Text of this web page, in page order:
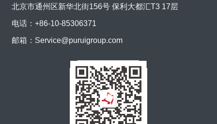
北京市通州区新华北街156号 保利大都汇T3 17层
电话： +86-10-85306371
邮箱： Service@puruigroup.com